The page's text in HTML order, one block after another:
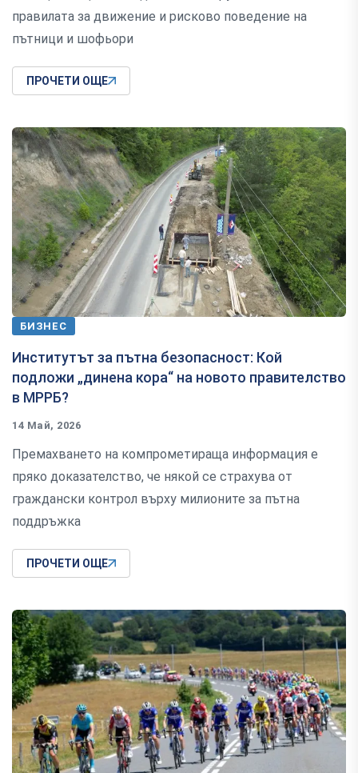
правилата за движение и рисково поведение на
пътници и шофьори
ПРОЧЕТИ ОЩЕ
БИЗНЕС
Институтът за пътна безопасност: Кой
подложи „динена кора“ на новото правителство
в МРРБ?
14 Май, 2026
Премахването на компрометираща информация е
пряко доказателство, че някой се страхува от
граждански контрол върху милионите за пътна
поддръжка
ПРОЧЕТИ ОЩЕ